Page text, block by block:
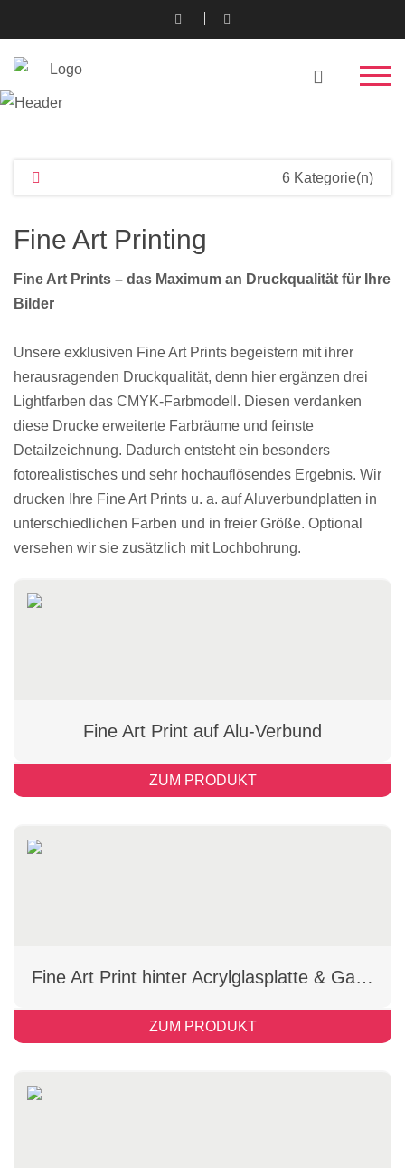
6 Kategorie(n)
Fine Art Printing
Fine Art Prints – das Maximum an Druckqualität für Ihre
Bilder
Unsere exklusiven Fine Art Prints begeistern mit ihrer
herausragenden Druckqualität, denn hier ergänzen drei
Lightfarben das CMYK-Farbmodell. Diesen verdanken
diese Drucke erweiterte Farbräume und feinste
Detailzeichnung. Dadurch entsteht ein besonders
fotorealistisches und sehr hochauflösendes Ergebnis. Wir
drucken Ihre Fine Art Prints u. a. auf Aluverbundplatten in
unterschiedlichen Farben und in freier Größe. Optional
versehen wir sie zusätzlich mit Lochbohrung.
Fine Art Print auf Alu-Verbund
ZUM PRODUKT
Fine Art Print hinter Acrylglasplatte & Gallery-Bond Optik
ZUM PRODUKT